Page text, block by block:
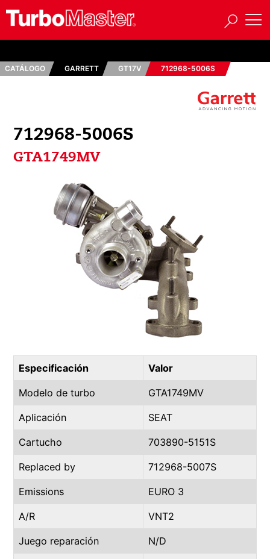
CATÁLOGO GARRETT GT17V 712968-5006S
712968-5006S
GTA1749MV
Especificación Valor
Modelo de turbo GTA1749MV
Aplicación SEAT
Cartucho 703890-5151S
Replaced by 712968-5007S
Emissions EURO 3
A/R VNT2
Juego reparación N/D